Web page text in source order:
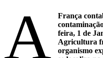
A
França
feira, 1 de
Agricultura
organismo